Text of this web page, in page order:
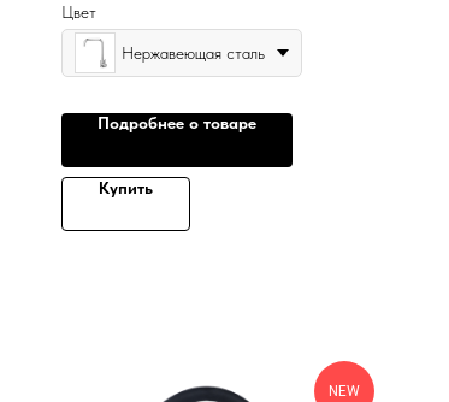
Цвет
Нержавеющая сталь
Подробнее о товаре
Купить
NEW